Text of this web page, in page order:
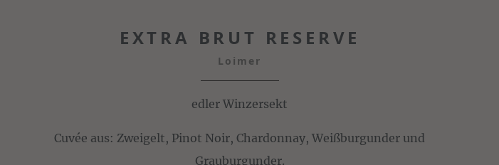
EXTRA BRUT RESERVE
Loimer
edler Winzersekt
Cuvée aus: Zweigelt, Pinot Noir, Chardonnay, Weißburgunder und
Grauburgunder.